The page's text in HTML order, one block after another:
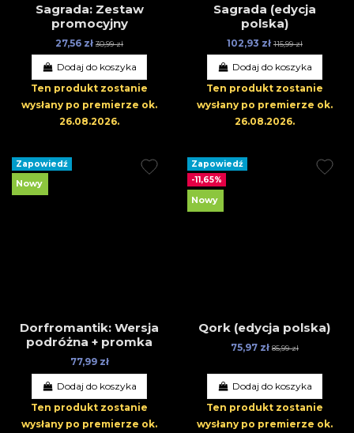
Sagrada: Zestaw
promocyjny
27,56 zł30,99 zł
Dodaj do koszyka
Ten produkt zostanie
wysłany po premierze ok.
26.08.2026.
Sagrada (edycja
polska)
102,93 zł 115,99 zł
Dodaj do koszyka
Ten produkt zostanie
wysłany po premierze ok.
26.08.2026.
Zapowiedź
Nowy
Dorfromantik: Wersja
podróżna + promka
77,99 zł
Dodaj do koszyka
Ten produkt zostanie
wysłany po premierze ok.
Zapowiedź
-11,65%
Nowy
Qork (edycja polska)
75,97 zł 85,99 zł
Dodaj do koszyka
Ten produkt zostanie
wysłany po premierze ok.